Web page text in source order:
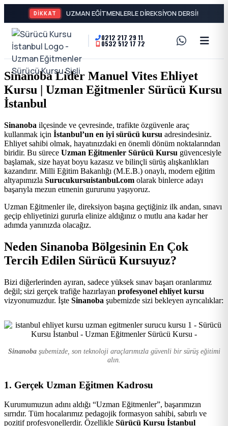
DİKKAT
Sürücü
Kursu
İstanbul
-
Şişli
En
İyi
Ehliyet
Kursu
A2
Motor
Ehliyeti
ve
Özel
Direksiyon
Dersi
0212 217 29 11
0532 512 17 72
Sinanoba Lider Manuel Vites Ehliyet
Kursu | Uzman Eğitmenler Sürücü Kursu
İstanbul
Sinanoba ilçesinde ve çevresinde, trafikte özgüvenle araç
kullanmak için İstanbul’un en iyi sürücü kursu adresindesiniz.
Ehliyet sahibi olmak, hayatınızdaki en önemli dönüm noktalarından
biridir. Bu sürece Uzman Eğitmenler Sürücü Kursu güvencesiyle
başlamak, size hayat boyu kazasız ve bilinçli sürüş alışkanlıkları
kazandırır. Milli Eğitim Bakanlığı (M.E.B.) onaylı, modern eğitim
altyapımızla Surucukursuistanbul.com olarak binlerce adayı
başarıyla mezun etmenin gururunu yaşıyoruz.
Uzman Eğitmenler ile, direksiyon başına geçtiğiniz ilk andan, sınavı
geçip ehliyetinizi gururla elinize aldığınız o mutlu ana kadar her
adımda yanınızda olacağız.
Neden Sinanoba Bölgesinin En Çok
Tercih Edilen Sürücü Kursuyuz?
Bizi diğerlerinden ayıran, sadece yüksek sınav başarı oranlarımız
değil; sizi gerçek trafiğe hazırlayan profesyonel ehliyet kursu
vizyonumuzdur. İşte Sinanoba şubemizde sizi bekleyen ayrıcalıklar:
Sinanobaşubemizde, son teknoloji araçlarımızla güvenli bir sürüş eğitimi
alın.
1. Gerçek Uzman Eğitmen Kadrosu
Kurumumuzun adını aldığı “Uzman Eğitmenler”, başarımızın
sırrıdır. Tüm hocalarımız pedagojik formasyon sahibi, sabırlı ve
pozitif profesyonellerdir. Özellikle Sürücü Kursu İstanbul